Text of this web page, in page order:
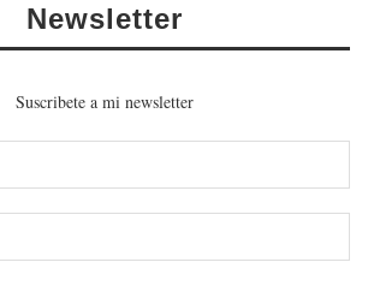
Newsletter
Suscribete a mi newsletter